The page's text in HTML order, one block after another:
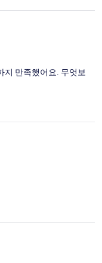
지 만족했어요. 무엇보